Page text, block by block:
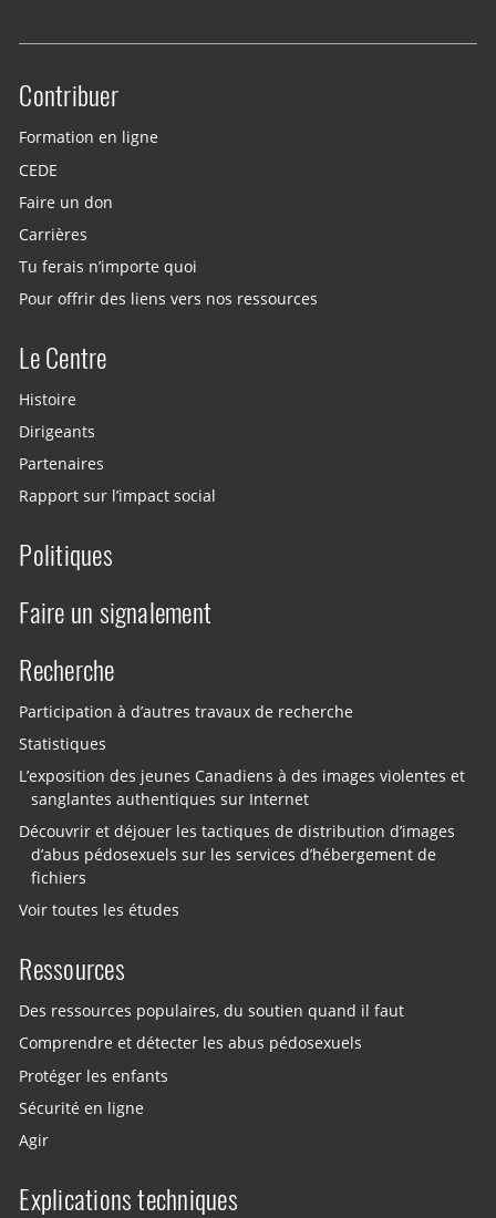
Site menu
Contribuer
Formation en ligne
CEDE
Faire un don
Carrières
Tu ferais n’importe quoi
Pour offrir des liens vers nos ressources
Le Centre
Histoire
Dirigeants
Partenaires
Rapport sur l’impact social
Politiques
Faire un signalement
Recherche
Participation à d’autres travaux de recherche
Statistiques
L’exposition des jeunes Canadiens à des images violentes et
sanglantes authentiques sur Internet
Découvrir et déjouer les tactiques de distribution d’images
d’abus pédosexuels sur les services d’hébergement de
fichiers
Voir toutes les études
Ressources
Des ressources populaires, du soutien quand il faut
Comprendre et détecter les abus pédosexuels
Protéger les enfants
Sécurité en ligne
Agir
Explications techniques